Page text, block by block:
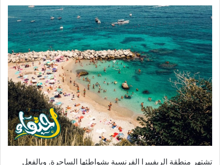
تشتهر منطقة الريفييرا الفرنسية بشواطئها الساحرة. وبالفعل